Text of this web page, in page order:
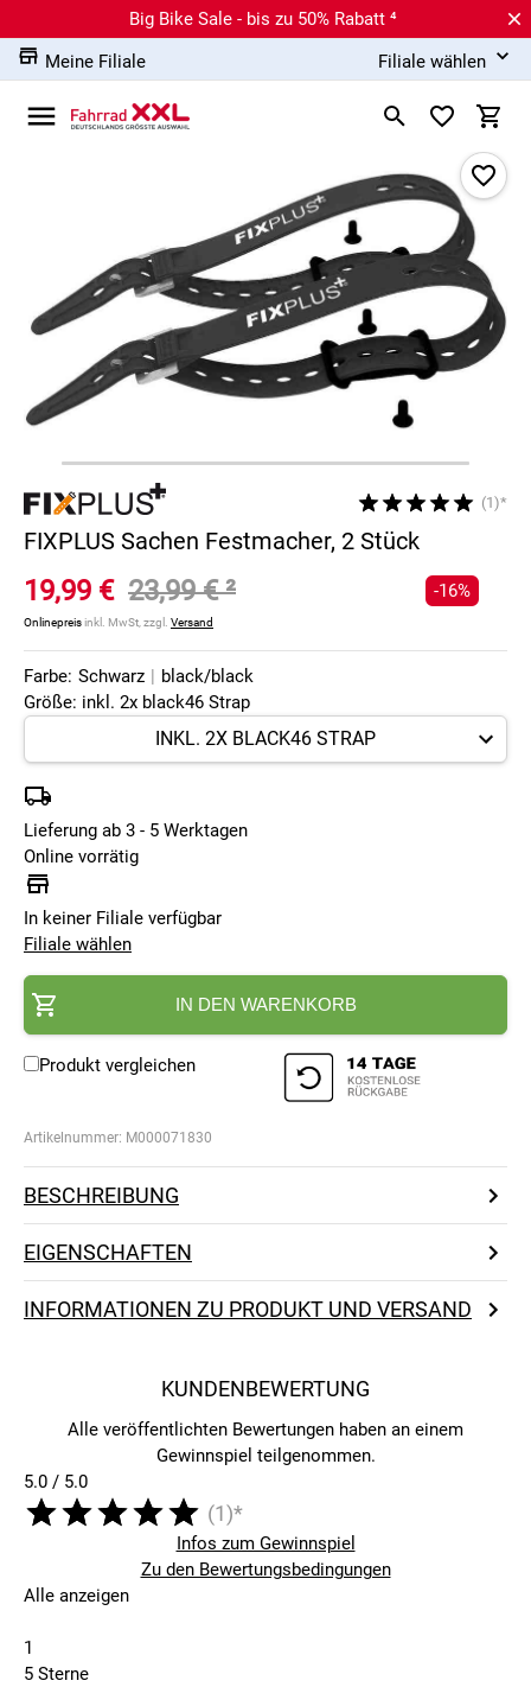
Big Bike Sale - bis zu 50% Rabatt ⁴
Meine Filiale
Filiale wählen
(1)*
FIXPLUS Sachen Festmacher, 2 Stück
19,99 € 23,99 €²
Onlinepreisinkl. MwSt, zzgl. Versand
-16%
Farbe: Schwarz | black/black
Größe: inkl. 2x black46 Strap
Lieferung ab 3 - 5 Werktagen
Online vorrätig
In keiner Filiale verfügbar
Filiale wählen
IN DEN WARENKORB
Produkt vergleichen
Artikelnummer: M000071830
BESCHREIBUNG
EIGENSCHAFTEN
INFORMATIONEN ZU PRODUKT UND VERSAND
KUNDENBEWERTUNG
Alle veröffentlichten Bewertungen haben an einem
Gewinnspiel teilgenommen.
5.0 / 5.0
(1)*
Infos zum Gewinnspiel
Zu den Bewertungsbedingungen
Alle anzeigen
1
5 Sterne